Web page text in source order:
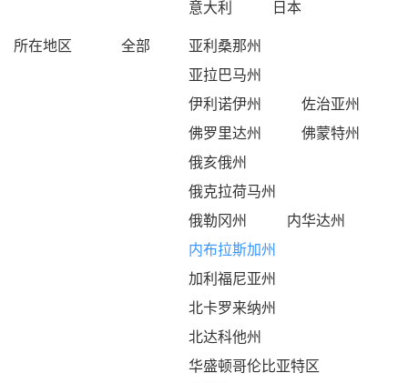
意大利
日本
所在地区
全部
亚利桑那州
亚拉巴马州
伊利诺伊州
佐治亚州
佛罗里达州
佛蒙特州
俄亥俄州
俄克拉荷马州
俄勒冈州
内华达州
内布拉斯加州
加利福尼亚州
北卡罗来纳州
北达科他州
华盛顿哥伦比亚特区